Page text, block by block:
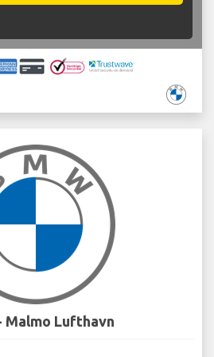
Malmo Lufthavn